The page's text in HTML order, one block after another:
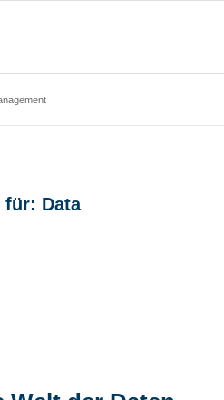
für: Data